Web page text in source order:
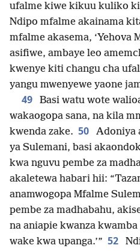
ufalme kiwe kikuu kuliko
Ndipo mfalme akainama
mfalme akasema, ‘Yehova
asifiwe, ambaye leo
kwenye kiti changu cha
yangu mwenyewe yaone
49
Basi watu wote
wakaogopa sana, na kila
kwenda zake. 50
Adoniya
ya Sulemani, basi
kwa nguvu pembe za
akaletewa habari hii:
anamwogopa Mfalme
pembe za madhabahu,
na aniapie kwanza
wake kwa upanga.’” 52